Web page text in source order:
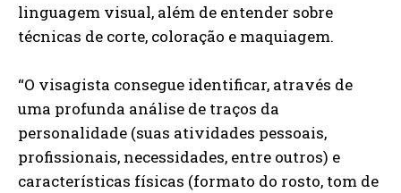
linguagem visual, além de entender sobre
técnicas de corte, coloração e maquiagem.
“O visagista consegue identificar, através de
uma profunda análise de traços da
personalidade (suas atividades pessoais,
profissionais, necessidades, entre outros) e
características físicas (formato do rosto, tom de